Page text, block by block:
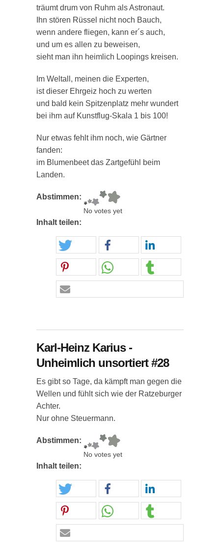
träumt drum von Ruhm als Astronaut.
Ihn stören Rüssel nicht noch Bauch,
wenn andere fliegen, kann er´s auch,
und um es allen zu beweisen,
sieht man ihn heimlich Loopings kreisen.
Im Weltall, meinen die Experten,
ist dieser Ehrgeiz hoch zu werten
und bald kein Spitzenplatz mehr wundert
bei ihm auf Kunstflug-Skala 1 bis 100!
Nur etwas fehlt ihm noch, wie Gärtner
fanden:
im Blumenbeet das Zartgefühl beim
Landen.
Abstimmen:
No votes yet
Inhalt teilen:
Karl-Heinz Karius -
Unheimlich unsortiert #28
Es gibt so Tage, da kämpft man gegen die
Wellen und fühlt sich wie der Ratzeburger
Achter.
Nur ohne Steuermann.
Abstimmen:
No votes yet
Inhalt teilen: